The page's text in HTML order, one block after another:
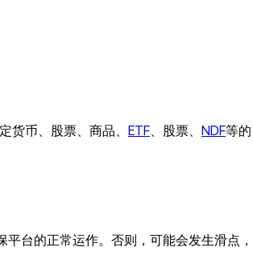
币、股票、商品、 ETF 、股票、 NDF等的
台的正常运作。否则，可能会发生滑点，